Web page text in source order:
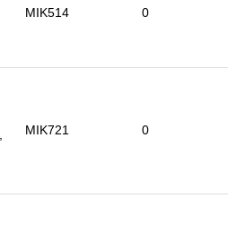
MIK514 0
MIK721 0